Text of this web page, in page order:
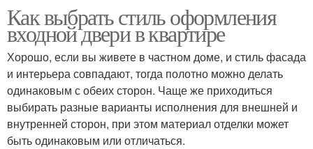
Как выбрать стиль оформления
входной двери в квартире
Хорошо, если вы живете в частном доме, и стиль фасада
и интерьера совпадают, тогда полотно можно делать
одинаковым с обеих сторон. Чаще же приходиться
выбирать разные варианты исполнения для внешней и
внутренней сторон, при этом материал отделки может
быть одинаковым или отличаться.